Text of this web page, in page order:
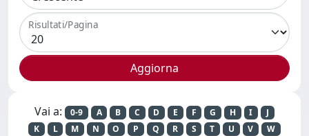
Risultati/Pagina
Vai a: 0-9 A B C D E F G H I
J
K
L M N O P Q R S T U V
W